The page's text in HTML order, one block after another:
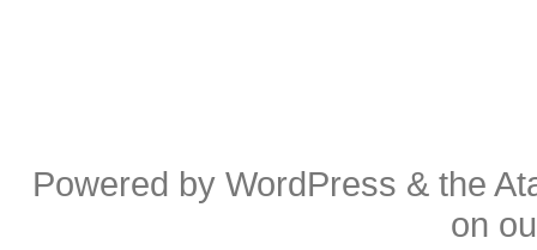
Powered byWordPress & the
on